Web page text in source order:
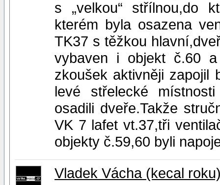
s „velkou“ střílnou,do
kterém byla osazena
TK37 s těžkou
vybaven i objekt č.60
zkoušek aktivněji zapojil
levé střelecké
osadili dveře.Takže
VK 7 lafet vt.37,tři
objekty č.59,60 byli
Vladek Vácha (kecal